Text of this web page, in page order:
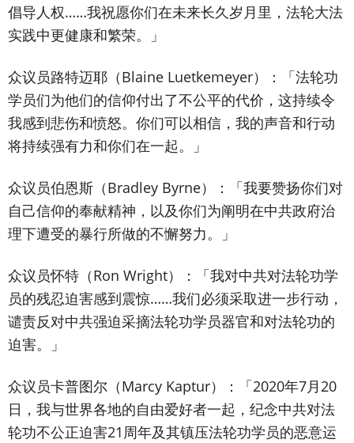
倡导人权……我祝愿你们在未来长久岁月里，法轮大法
实践中更健康和繁荣。」
众议员路特迈耶（Blaine Luetkemeyer）：「法轮功
学员们为他们的信仰付出了不公平的代价，这持续令
我感到悲伤和愤怒。你们可以相信，我的声音和行动
将持续强有力和你们在一起。」
众议员伯恩斯（Bradley Byrne）：「我要赞扬你们对
自己信仰的奉献精神，以及你们为阐明在中共政府治
理下遭受的暴行所做的不懈努力。」
众议员怀特（Ron Wright）：「我对中共对法轮功学
员的残忍迫害感到震惊……我们必须采取进一步行动，
谴责反对中共强迫采摘法轮功学员器官和对法轮功的
迫害。」
众议员卡普图尔（Marcy Kaptur）：「2020年7月20
日，我与世界各地的自由爱好者一起，纪念中共对法
轮功不公正迫害21周年及其镇压法轮功学员的恶意运